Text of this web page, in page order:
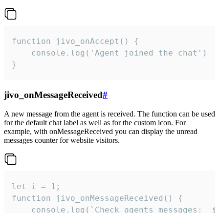
function jivo_onAccept() {
}
jivo_onMessageReceived#
A new message from the agent is received. The function can be used
for the default chat label as well as for the custom icon. For
example, with onMessageReceived you can display the unread
messages counter for website visitors.
let i = 1;
function jivo_onMessageReceived() {